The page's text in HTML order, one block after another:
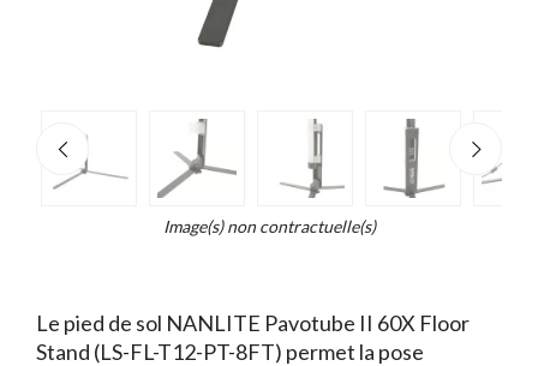
Image(s) non contractuelle(s)
Le pied de sol NANLITE Pavotube II 60X Floor
Stand (LS-FL-T12-PT-8FT) permet la pose